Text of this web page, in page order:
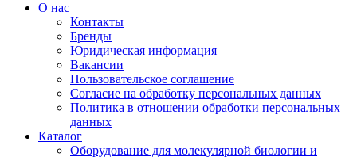
О нас
Контакты
Бренды
Юридическая информация
Вакансии
Пользовательское соглашение
Согласие на обработку персональных данных
Политика в отношении обработки персональных
данных
Каталог
Оборудование для молекулярной биологии и